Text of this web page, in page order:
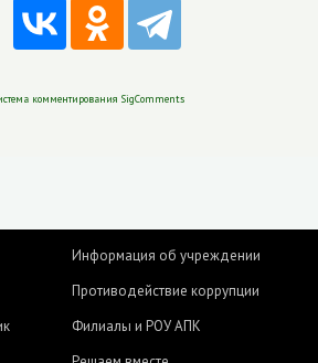
комментирования SigComments
Информация об учреждении
Противодействие коррупции
Филиалы и РОУ АПК